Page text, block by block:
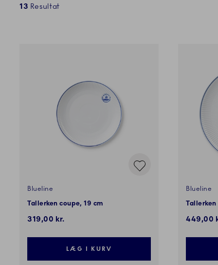
13 Resultat
Blueline
Tallerken coupe, 19 cm
319,00 kr.
LÆG I KURV
Blueline
449,00